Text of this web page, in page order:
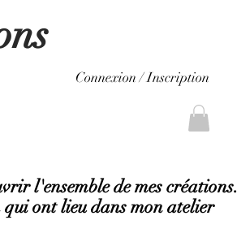
Connexion / Inscription
l'ensemble de mes créations.
ont lieu dans mon atelier